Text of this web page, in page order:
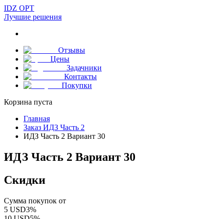
IDZ OPT
Лучшие решения
Отзывы
Цены
Задачники
Контакты
Покупки
Корзина пуста
Главная
Заказ ИДЗ Часть 2
ИДЗ Часть 2 Вариант 30
ИДЗ Часть 2 Вариант 30
Скидки
Сумма покупок от
5 USD3%